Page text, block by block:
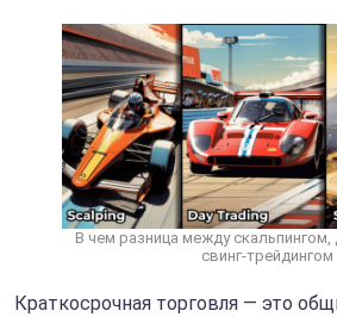
В чем разница между скальпингом,
свинг-трейдингом
Краткосрочная торговля — это